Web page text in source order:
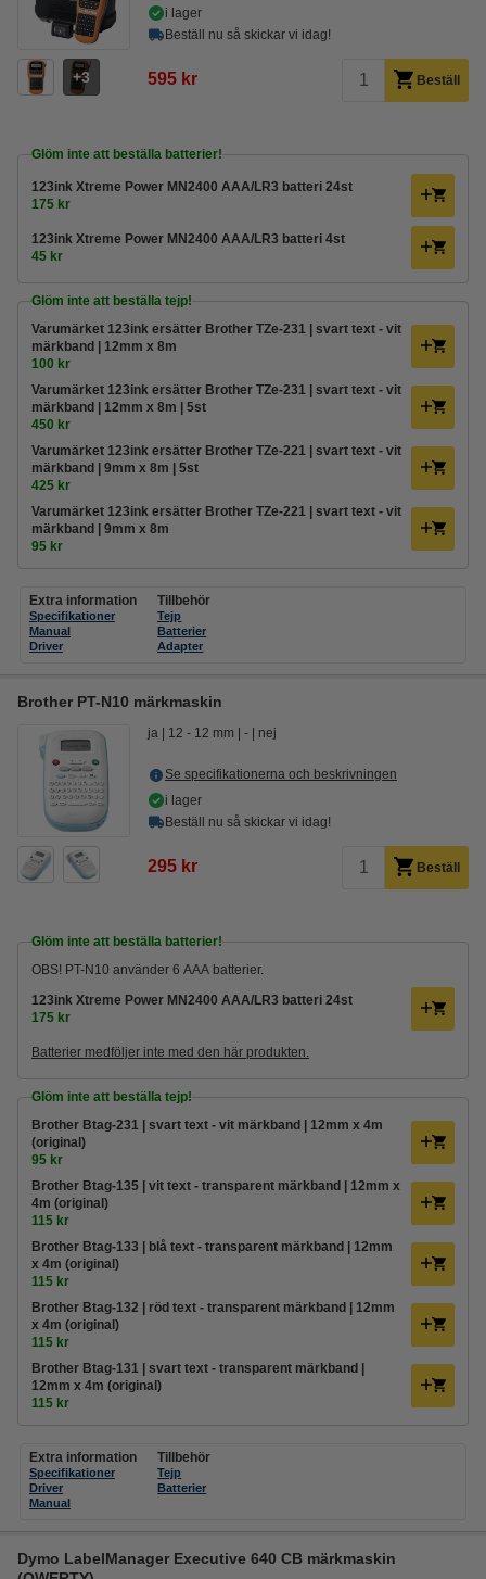
3
i lager
Beställ nu så skickar vi idag!
595 kr Beställ
Glöm inte att beställa batterier!
123ink Xtreme Power MN2400 AAA/LR3 batteri 24st
175 kr
123ink Xtreme Power MN2400 AAA/LR3 batteri 4st
45 kr
Glöm inte att beställa tejp!
Varumärket 123ink ersätter Brother TZe-231 | svart text - vit
märkband | 12mm x 8m
100 kr
Varumärket 123ink ersätter Brother TZe-231 | svart text - vit
märkband | 12mm x 8m | 5st
450 kr
Varumärket 123ink ersätter Brother TZe-221 | svart text - vit
märkband | 9mm x 8m | 5st
425 kr
Varumärket 123ink ersätter Brother TZe-221 | svart text - vit
märkband | 9mm x 8m
95 kr
Extra information
Specifikationer
Manual
Driver
Tillbehör
Tejp
Batterier
Adapter
Brother PT-N10 märkmaskin
ja 12 - 12 mm - nej
Se specifikationerna och beskrivningen
i lager
Beställ nu så skickar vi idag!
295 kr Beställ
Glöm inte att beställa batterier!
OBS! PT-N10 använder 6 AAA batterier.
123ink Xtreme Power MN2400 AAA/LR3 batteri 24st
175 kr
Batterier medföljer inte med den här produkten.
Glöm inte att beställa tejp!
Brother Btag-231 | svart text - vit märkband | 12mm x 4m
(original)
95 kr
Brother Btag-135 | vit text - transparent märkband | 12mm x
4m (original)
115 kr
Brother Btag-133 | blå text - transparent märkband | 12mm
x 4m (original)
115 kr
Brother Btag-132 | röd text - transparent märkband | 12mm
x 4m (original)
115 kr
Brother Btag-131 | svart text - transparent märkband |
12mm x 4m (original)
115 kr
Extra information
Specifikationer
Driver
Manual
Tillbehör
Tejp
Batterier
Dymo LabelManager Executive 640 CB märkmaskin